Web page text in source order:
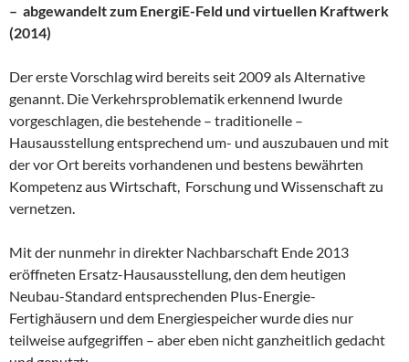
– abgewandelt zum EnergiE-Feld und virtuellen Kraftwerk
(2014)
Der erste Vorschlag wird bereits seit 2009 als Alternative
genannt. Die Verkehrsproblematik erkennend Iwurde
vorgeschlagen, die bestehende – traditionelle –
Hausausstellung entsprechend um- und auszubauen und mit
der vor Ort bereits vorhandenen und bestens bewährten
Kompetenz aus Wirtschaft, Forschung und Wissenschaft zu
vernetzen.
Mit der nunmehr in direkter Nachbarschaft Ende 2013
eröffneten Ersatz-Hausausstellung, den dem heutigen
Neubau-Standard entsprechenden Plus-Energie-
Fertighäusern und dem Energiespeicher wurde dies nur
teilweise aufgegriffen – aber eben nicht ganzheitlich gedacht